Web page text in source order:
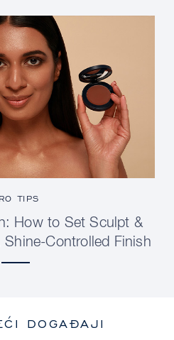
TIPS
How to Set Sculpt &
Controlled Finish
DOGAĐAJI